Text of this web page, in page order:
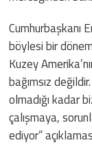
Cumhurbaşkanı
böylesi bir
Kuzey
bağımsız
olmadığı kadar
çalışmaya,
ediyor”